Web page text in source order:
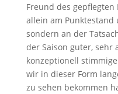
Freund des
allein am Punktestand
sondern an der
der Saison guter, sehr
konzeptionell
wir in dieser Form
zu sehen bekommen